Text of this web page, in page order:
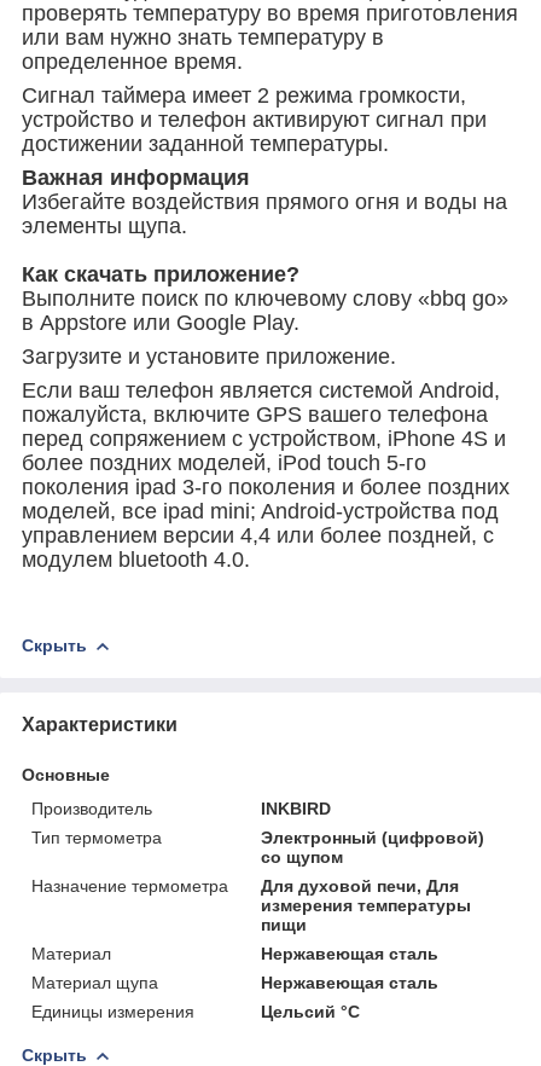
проверять температуру во время приготовления
или вам нужно знать температуру в
определенное время.
Сигнал таймера имеет 2 режима громкости,
устройство и телефон активируют сигнал при
достижении заданной температуры.
Важная информация
Избегайте воздействия прямого огня и воды на
элементы щупа.
Как скачать приложение?
Выполните поиск по ключевому слову «bbq go»
в Appstore или Google Play.
Загрузите и установите приложение.
Если ваш телефон является системой Android,
пожалуйста, включите GPS вашего телефона
перед сопряжением с устройством, iPhone 4S и
более поздних моделей, iPod touch 5-го
поколения ipad 3-го поколения и более поздних
моделей, все ipad mini; Android-устройства под
управлением версии 4,4 или более поздней, с
модулем bluetooth 4.0.
Скрыть
Характеристики
Основные
Производитель
INKBIRD
Тип термометра
Электронный (цифровой)
со щупом
Назначение термометра
Для духовой печи, Для
измерения температуры
пищи
Материал
Нержавеющая сталь
Материал щупа
Нержавеющая сталь
Единицы измерения
Цельсий °C
Скрыть